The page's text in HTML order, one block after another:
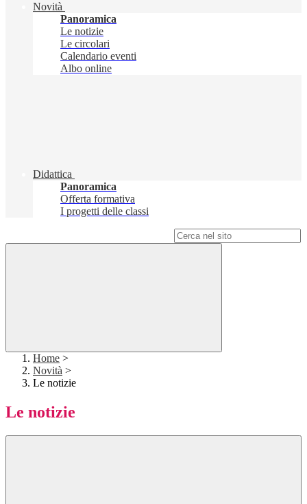
Novità
Panoramica
Le notizie
Le circolari
Calendario eventi
Albo online
Didattica
Panoramica
Offerta formativa
I progetti delle classi
Home >
Novità >
Le notizie
Le notizie